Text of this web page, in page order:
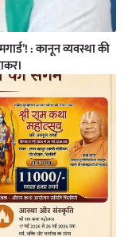
: कानून व्यवस्था की